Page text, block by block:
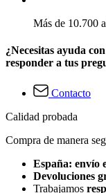
Más de 10.700
¿Necesitas ayuda
responder a tus
Contacto
Calidad probada
Compra de manera
España: envío
Devoluciones
Trabajamos